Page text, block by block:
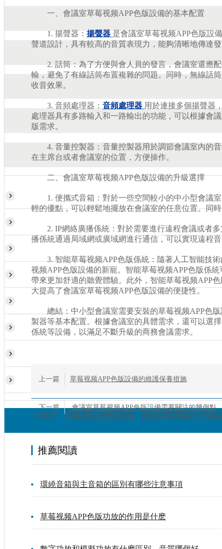
一、會議室草莓视频APP色版設備的基本配置
1. 揚聲器： 揚聲器 是會議室草莓视频APP色版設
聲道設計，具有較高的音質表現力，能夠清晰地傳達
2. 話筒：為了方便與會人員的發言，會議室還應
輸，避免了有線話筒布置複雜的問題。同時，無線話
收音效果。
3. 音頻處理器： 音頻處理器 用於連接多個揚聲器
處理器具有多路輸入和一路輸出的功能，可以根據會
版需求。
4. 音量控製器：音量控製器用於調節會議室內的音
在主席台或者會議室的位置，方便操作。
二、會議室草莓视频APP色版設備的升級選擇
1. 便攜式音箱：對於一些空間較小的中小型會議室
輕的優點，可以輕鬆地擺放在會議室的任意位置。同
2. IP網絡廣播係統：對於需要進行遠程會議或者多
播係統通過局域網或廣域網進行通信，可以實現遠程
3. 智能草莓视频APP色版係統：隨著人工智能技術
视频APP色版設備的新寵。智能草莓视频APP色版係
帶來更加舒適的聽覺體驗。此外，智能草莓视频APP
大提高了會議室草莓视频APP色版設備的便捷性。
總結：中小型會議室需要安裝的草莓视频APP色版
製器等基本配置。根據會議室的具體需求，還可以選
係統等設備，以滿足不斷升級的商務會議需求。
上一篇 草莓视频APP色版設備的維護保養措施
下一篇
會議室草莓视频APP色版設備需要關注的幾個點
Tag標簽：
草莓视频APP色版設備 會議室草莓视频APP色版
推薦閱讀
環繞音箱與主音箱的區別有哪些注意事項
草莓视频APP色版功放的作用是什麽